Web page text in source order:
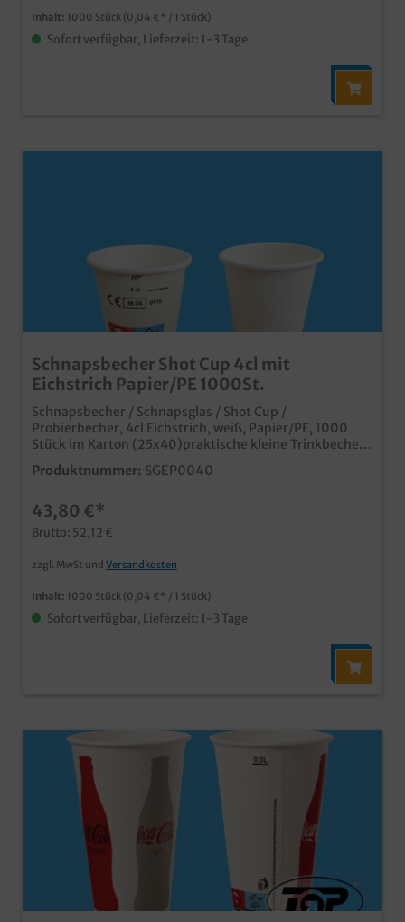
Inhalt: 1000 Stück (0,04 €* / 1 Stück)
Sofort verfügbar, Lieferzeit: 1-3 Tage
Schnapsbecher Shot Cup 4cl mit
Eichstrich Papier/PE 1000St.
Schnapsbecher / Schnapsglas / Shot Cup /
Probierbecher, 4cl Eichstrich, weiß, Papier/PE, 1000
Stück im Karton (25x40)praktische kleine Trinkbecher
für Verkostungen, Probieraktionen oder den
Spirituosenverkaufplastiksparend aus Papier mit PE
Logoneutrales weiß, aber auch individuell bedruckbar
für Ihr MarketingMade in Germany für kurze
Logistikwege
Produktnummer: SGEP0040
43,80 €*
Brutto: 52,12 €
zzgl. MwSt und Versandkosten
Inhalt: 1000 Stück (0,04 €* / 1 Stück)
Sofort verfügbar, Lieferzeit: 1-3 Tage